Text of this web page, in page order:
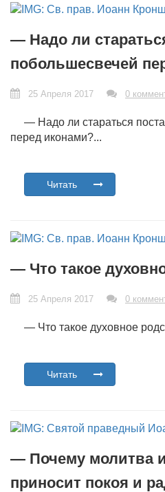
— Надо ли
побольшесвечей
25 Апреля 2017 0
— Надо ли стараться
перед иконами?...
Читать
— Что такое
25 Апреля 2017 0
— Что такое духовное
Читать
— Почему молитва
приносит покоя и